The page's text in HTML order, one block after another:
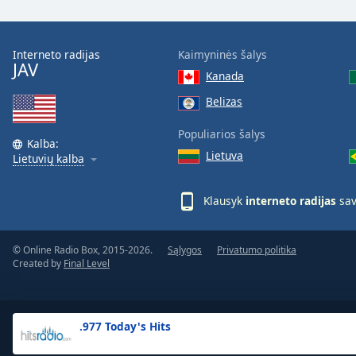
Text
Opacity
Background
.977 Today's Hits
Interneto radijas
JAV
Kalba:
Lietuvių kalba
Kaimyninės šalys
Kanada
Belizas
Populiarios šalys
Lietuva
Klausyk interneto radijas
© Online Radio Box, 2015-2026.
Created by Final Level
Sąlygos Privatumo politika